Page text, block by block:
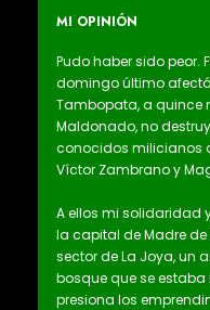
MI OPINIÓN
Pudo haber sido peor.
domingo último
Tambopata, a quince
Maldonado, no
conocidos milicianos
Víctor Zambrano y
A ellos mi solidaridad
la capital de Madre
sector de La Joya, un
bosque que se
presiona los